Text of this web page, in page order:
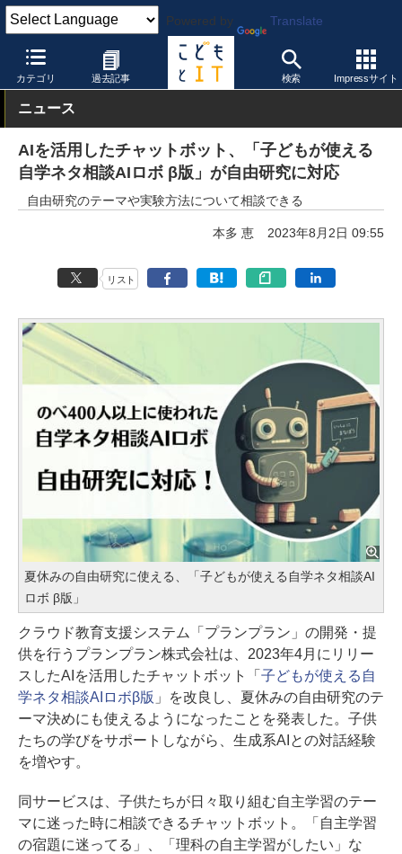
Powered by Translate
カテゴリ 過去記事 検索 Impressサイト
こどもとIT 製品・サービス
ニュース
AIを活用したチャットボット、「子どもが使える
自学ネタ相談AIロボ β版」が自由研究に対応
自由研究のテーマや実験方法について相談できる
本多 恵 2023年8月2日 09:55
リスト
夏休みの自由研究に使える、「子どもが使える自学ネタ相談AI
ロボ β版」
クラウド教育支援システム「プランプラン」の開発・提
供を行うプランプラン株式会社は、2023年4月にリリー
スしたAIを活用したチャットボット「 子どもが使える自
学ネタ相談AIロボβ版 」を改良し、夏休みの自由研究のテ
ーマ決めにも使えるようになったことを発表した。子供
たちの学びをサポートしながら、生成系AIとの対話経験
を増やす。
同サービスは、子供たちが日々取り組む自主学習のテー
マに迷った時に相談できるチャットボット。「自主学習
の宿題に迷ってる」、「理科の自主学習がしたい」な